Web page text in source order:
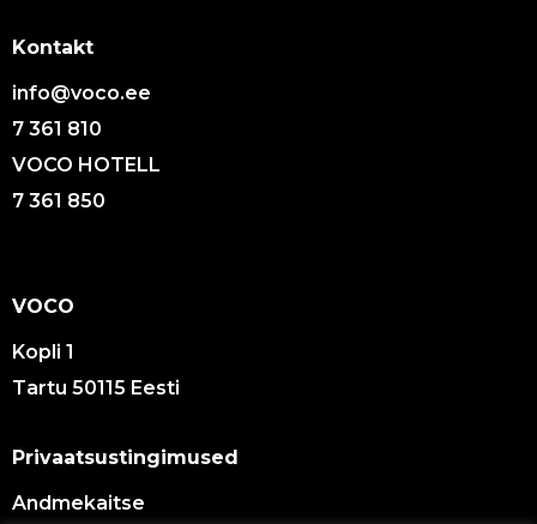
Kontakt
info@voco.ee
7 361 810
VOCO HOTELL
7 361 850
VOCO
Kopli 1
Tartu 50115 Eesti
Privaatsustingimused
Andmekaitse